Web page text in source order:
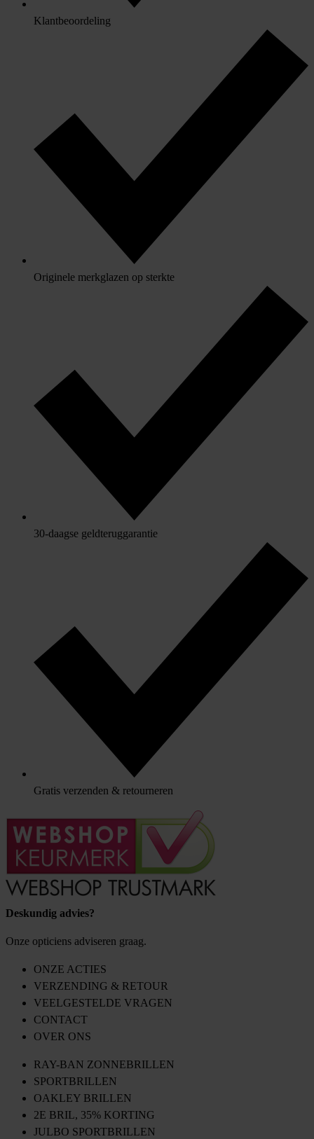
Klantbeoordeling
Originele merkglazen op sterkte
30-daagse geldteruggarantie
Gratis verzenden & retourneren
Deskundig advies?
Onze opticiens adviseren graag.
ONZE ACTIES
VERZENDING & RETOUR
VEELGESTELDE VRAGEN
CONTACT
OVER ONS
RAY-BAN ZONNEBRILLEN
SPORTBRILLEN
OAKLEY BRILLEN
2E BRIL, 35% KORTING
JULBO SPORTBRILLEN